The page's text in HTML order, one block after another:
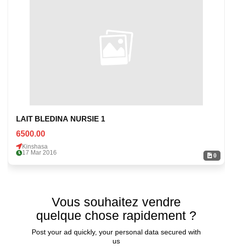
0
LAIT BLEDINA NURSIE 1
6500.00
Kinshasa
17 Mar 2016
Vous souhaitez vendre
quelque chose rapidement ?
Post your ad quickly, your personal data secured with
us